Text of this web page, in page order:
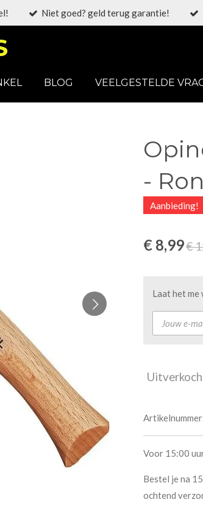
Niet goed? geld terug garantie!
BLOG VEELGESTELDE
-
Aanbieding!
€ 8,99€
Laat het
Voor 15:00
Bestel je na
ochtend